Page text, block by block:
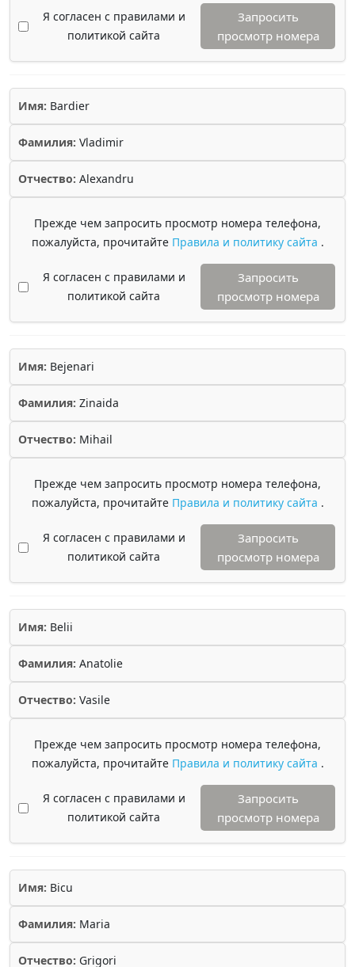
Я согласен с правилами и
политикой сайта
Запросить
просмотр номера
Имя: Bardier
Фамилия: Vladimir
Отчество: Alexandru
Прежде чем запросить просмотр номера телефона,
пожалуйста, прочитайте Правила и политику сайта .
Я согласен с правилами и
политикой сайта
Запросить
просмотр номера
Имя: Bejenari
Фамилия: Zinaida
Отчество: Mihail
Прежде чем запросить просмотр номера телефона,
пожалуйста, прочитайте Правила и политику сайта .
Я согласен с правилами и
политикой сайта
Запросить
просмотр номера
Имя: Belii
Фамилия: Anatolie
Отчество: Vasile
Прежде чем запросить просмотр номера телефона,
пожалуйста, прочитайте Правила и политику сайта .
Я согласен с правилами и
политикой сайта
Запросить
просмотр номера
Имя: Bicu
Фамилия: Maria
Отчество: Grigori